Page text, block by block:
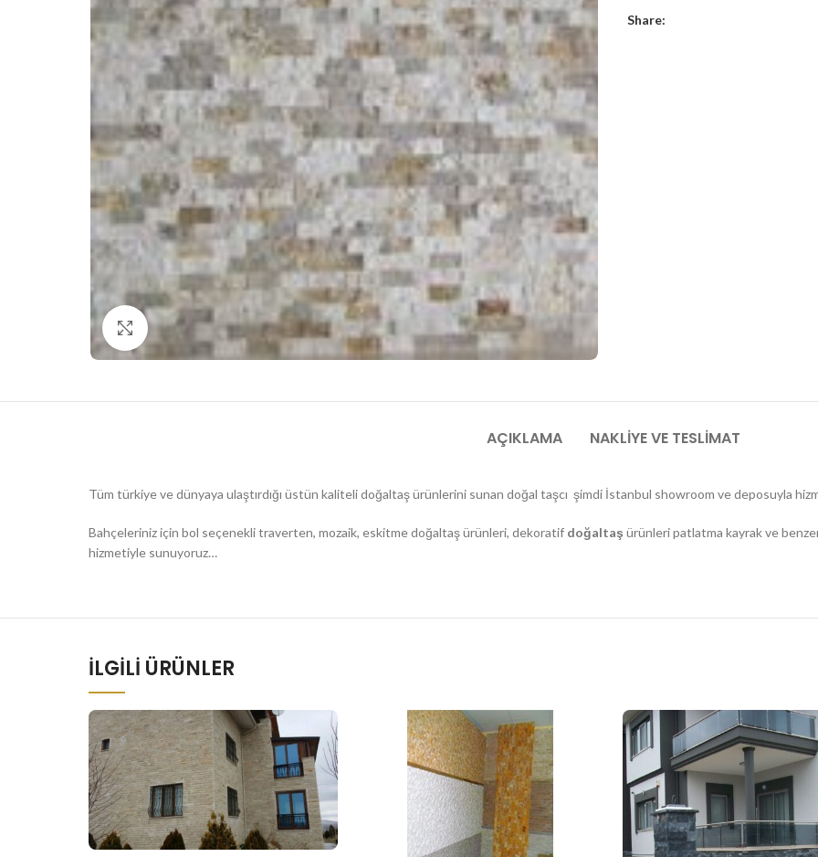
Click to enlarge
Share:
AÇIKLAMA NAKLIYE VE TESLIMAT
Tüm türkiye ve dünyaya ulaştırdığı üstün kaliteli doğaltaş ürünlerini sunan doğal taşcı şimdi İstanbul showroom ve deposuyla
Bahçeleriniz için bol seçenekli traverten, mozaik, eskitme doğaltaş ürünleri, dekoratif doğaltaş ürünleri patlatma kayrak ve
hizmetiyle sunuyoruz…
İLGILI ÜRÜNLER